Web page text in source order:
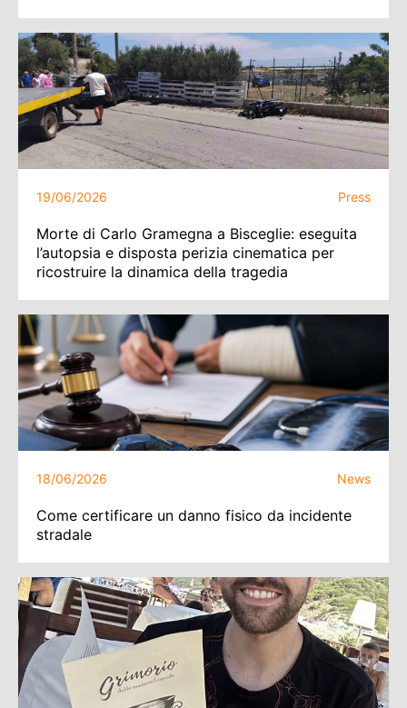
19/06/2026 Press
Morte di Carlo Gramegna a Bisceglie: eseguita
l’autopsia e disposta perizia cinematica per
ricostruire la dinamica della tragedia
18/06/2026 News
Come certificare un danno fisico da incidente
stradale